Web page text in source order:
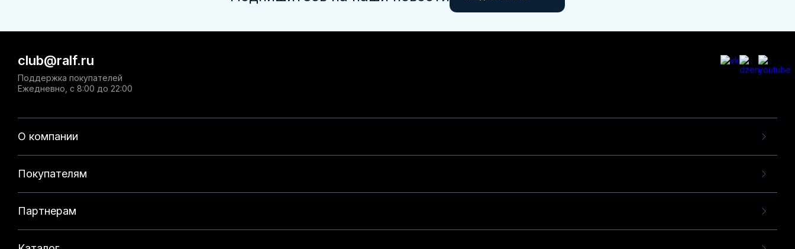
О компании
Покупателям
Партнерам
club@ralf.ru
Поддержка покупателей
Ежедневно, с 8:00 до 22:00